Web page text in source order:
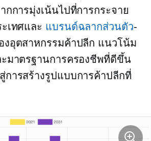
กการมุ่งเน้นไปที่การกระจาย
เทศและ แบรนด์ฉลากส่วนตัว-
งอุตสาหกรรมค้าปลีก แนวโน้ม
มาตรฐานการครองชีพที่ดีขึ้น
การสร้างรูปแบบการค้าปลีกที่